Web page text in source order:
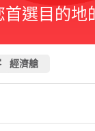
首選目的
經濟艙